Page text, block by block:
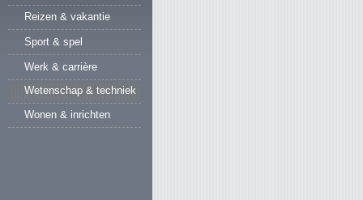
Reizen & vakantie
Sport & spel
Werk & carrière
Wetenschap & techniek
Wonen & inrichten